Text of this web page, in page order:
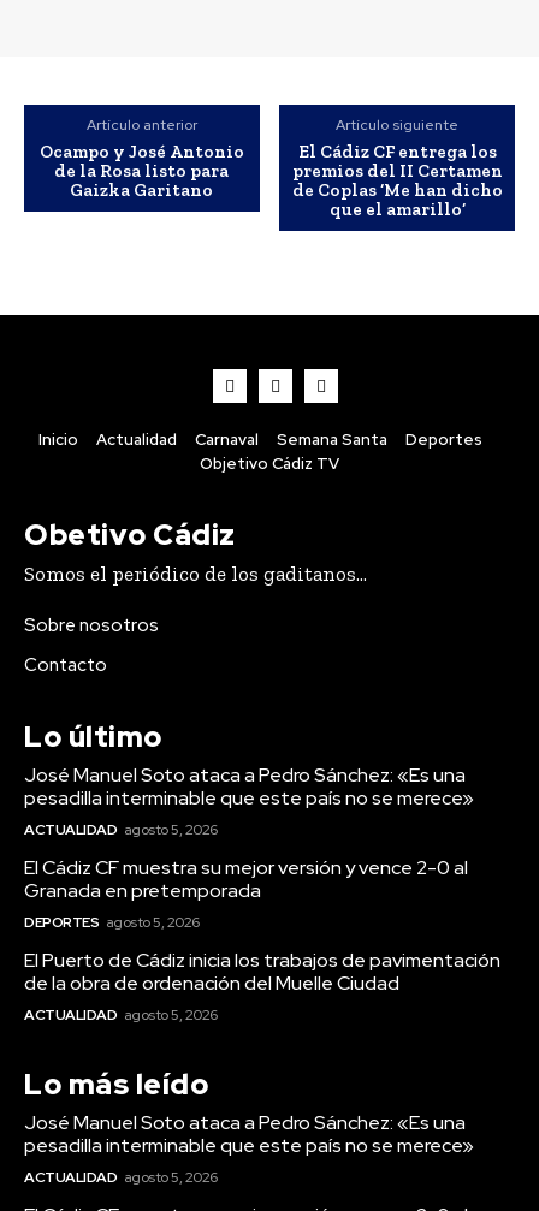
Artículo anterior
Ocampo y José Antonio
de la Rosa listo para
Gaizka Garitano
Artículo siguiente
El Cádiz CF entrega los
premios del II Certamen
de Coplas ‘Me han dicho
que el amarillo’
Inicio Actualidad Carnaval Semana Santa
Deportes
Objetivo Cádiz TV
Obetivo Cádiz
Somos el periódico de los gaditanos...
Sobre nosotros
Contacto
Lo último
José Manuel Soto ataca a Pedro Sánchez: «Es una
pesadilla interminable que este país no se merece»
ACTUALIDAD agosto 5, 2026
El Cádiz CF muestra su mejor versión y vence 2-0 al
Granada en pretemporada
DEPORTES agosto 5, 2026
El Puerto de Cádiz inicia los trabajos de pavimentación
de la obra de ordenación del Muelle Ciudad
ACTUALIDAD agosto 5, 2026
Lo más leído
José Manuel Soto ataca a Pedro Sánchez: «Es una
pesadilla interminable que este país no se merece»
ACTUALIDAD agosto 5, 2026